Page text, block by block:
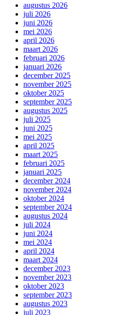
augustus 2026
juli 2026
juni 2026
mei 2026
april 2026
maart 2026
februari 2026
januari 2026
december 2025
november 2025
oktober 2025
september 2025
augustus 2025
juli 2025
juni 2025
mei 2025
april 2025
maart 2025
februari 2025
januari 2025
december 2024
november 2024
oktober 2024
september 2024
augustus 2024
juli 2024
juni 2024
mei 2024
april 2024
maart 2024
december 2023
november 2023
oktober 2023
september 2023
augustus 2023
juli 2023